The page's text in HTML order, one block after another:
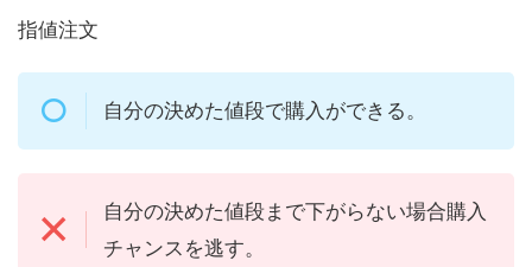
指値注文
自分の決めた値段で購入ができる。
自分の決めた値段まで下がらない場合購入
チャンスを逃す。